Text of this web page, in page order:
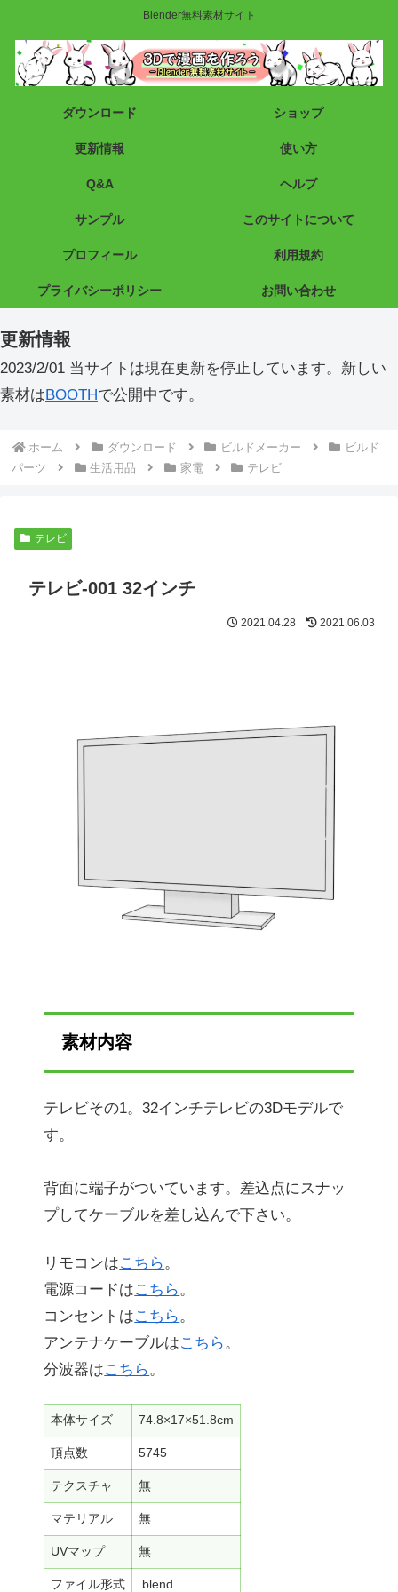
Blender無料素材サイト
ダウンロード ショップ
更新情報 使い方
Q&A ヘルプ
サンプル このサイトについて
プロフィール 利用規約
プライバシーポリシー お問い合わせ
更新情報
2023/2/01 当サイトは現在更新を停止しています。新しい
素材はBOOTHで公開中です。
ホーム ダウンロード ビルドメーカー
ビルド
パーツ
生活用品 家電 テレビ
テレビ
テレビ-001 32インチ
2021.04.28 2021.06.03
素材内容
テレビその1。32インチテレビの3Dモデルで
す。
背面に端子がついています。差込点にスナッ
プしてケーブルを差し込んで下さい。
リモコンはこちら 。
電源コードはこちら 。
コンセントはこちら 。
アンテナケーブルはこちら 。
分波器はこちら 。
本体サイズ 74.8×17×51.8cm
頂点数 5745
テクスチャ 無
マテリアル 無
UVマップ 無
ファイル形式 .blend